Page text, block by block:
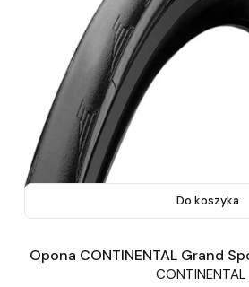
Do koszyka
Opona CONTINENTAL Grand
CONTINENTAL